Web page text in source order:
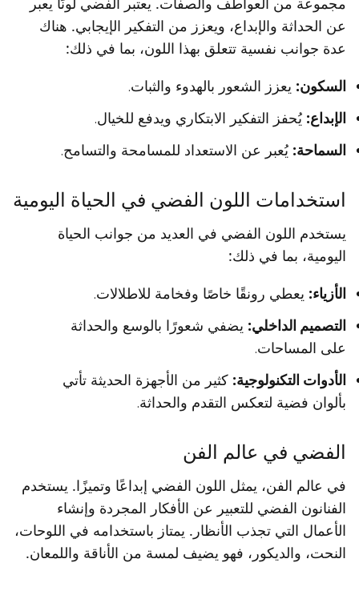
عن الحداثة والإبداع، ويعزز من التفكير الإيجابي. هناك
عدة جوانب نفسية تتعلق بهذا اللون، بما في ذلك:
السكون: يعزز الشعور بالهدوء والثبات.
الإبداع: يُحفز التفكير الابتكاري ويدفع للخيال.
السماحة: يُعبر عن الاستعداد للمسامحة والتسامح.
استخدامات اللون الفضي في الحياة اليومية
يستخدم اللون الفضي في العديد من جوانب الحياة
اليومية، بما في ذلك:
الأزياء: يعطي رونقًا خاصًا وفخامة للاطلالات.
التصميم الداخلي: يضفي شعورًا بالوسع والحداثة
على المساحات.
الأدوات التكنولوجية: كثير من الأجهزة الحديثة تأتي
بألوان فضية لتعكس التقدم والحداثة.
الفضي في عالم الفن
في عالم الفن، يمثل اللون الفضي إبداعًا وتميزًا. يستخدم
الفنانون الفضي للتعبير عن الأفكار المجردة وإنشاء
الأعمال التي تجذب الأنظار. يمتاز باستخدامه في اللوحات،
النحت، والديكور، فهو يضيف لمسة من الأناقة واللمعان.